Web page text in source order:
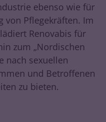
ebenso wie für
von Pflegekräften. Im
Renovabis für
zum „Nordischen
nach sexuellen
und Betroffenen
zu bieten.